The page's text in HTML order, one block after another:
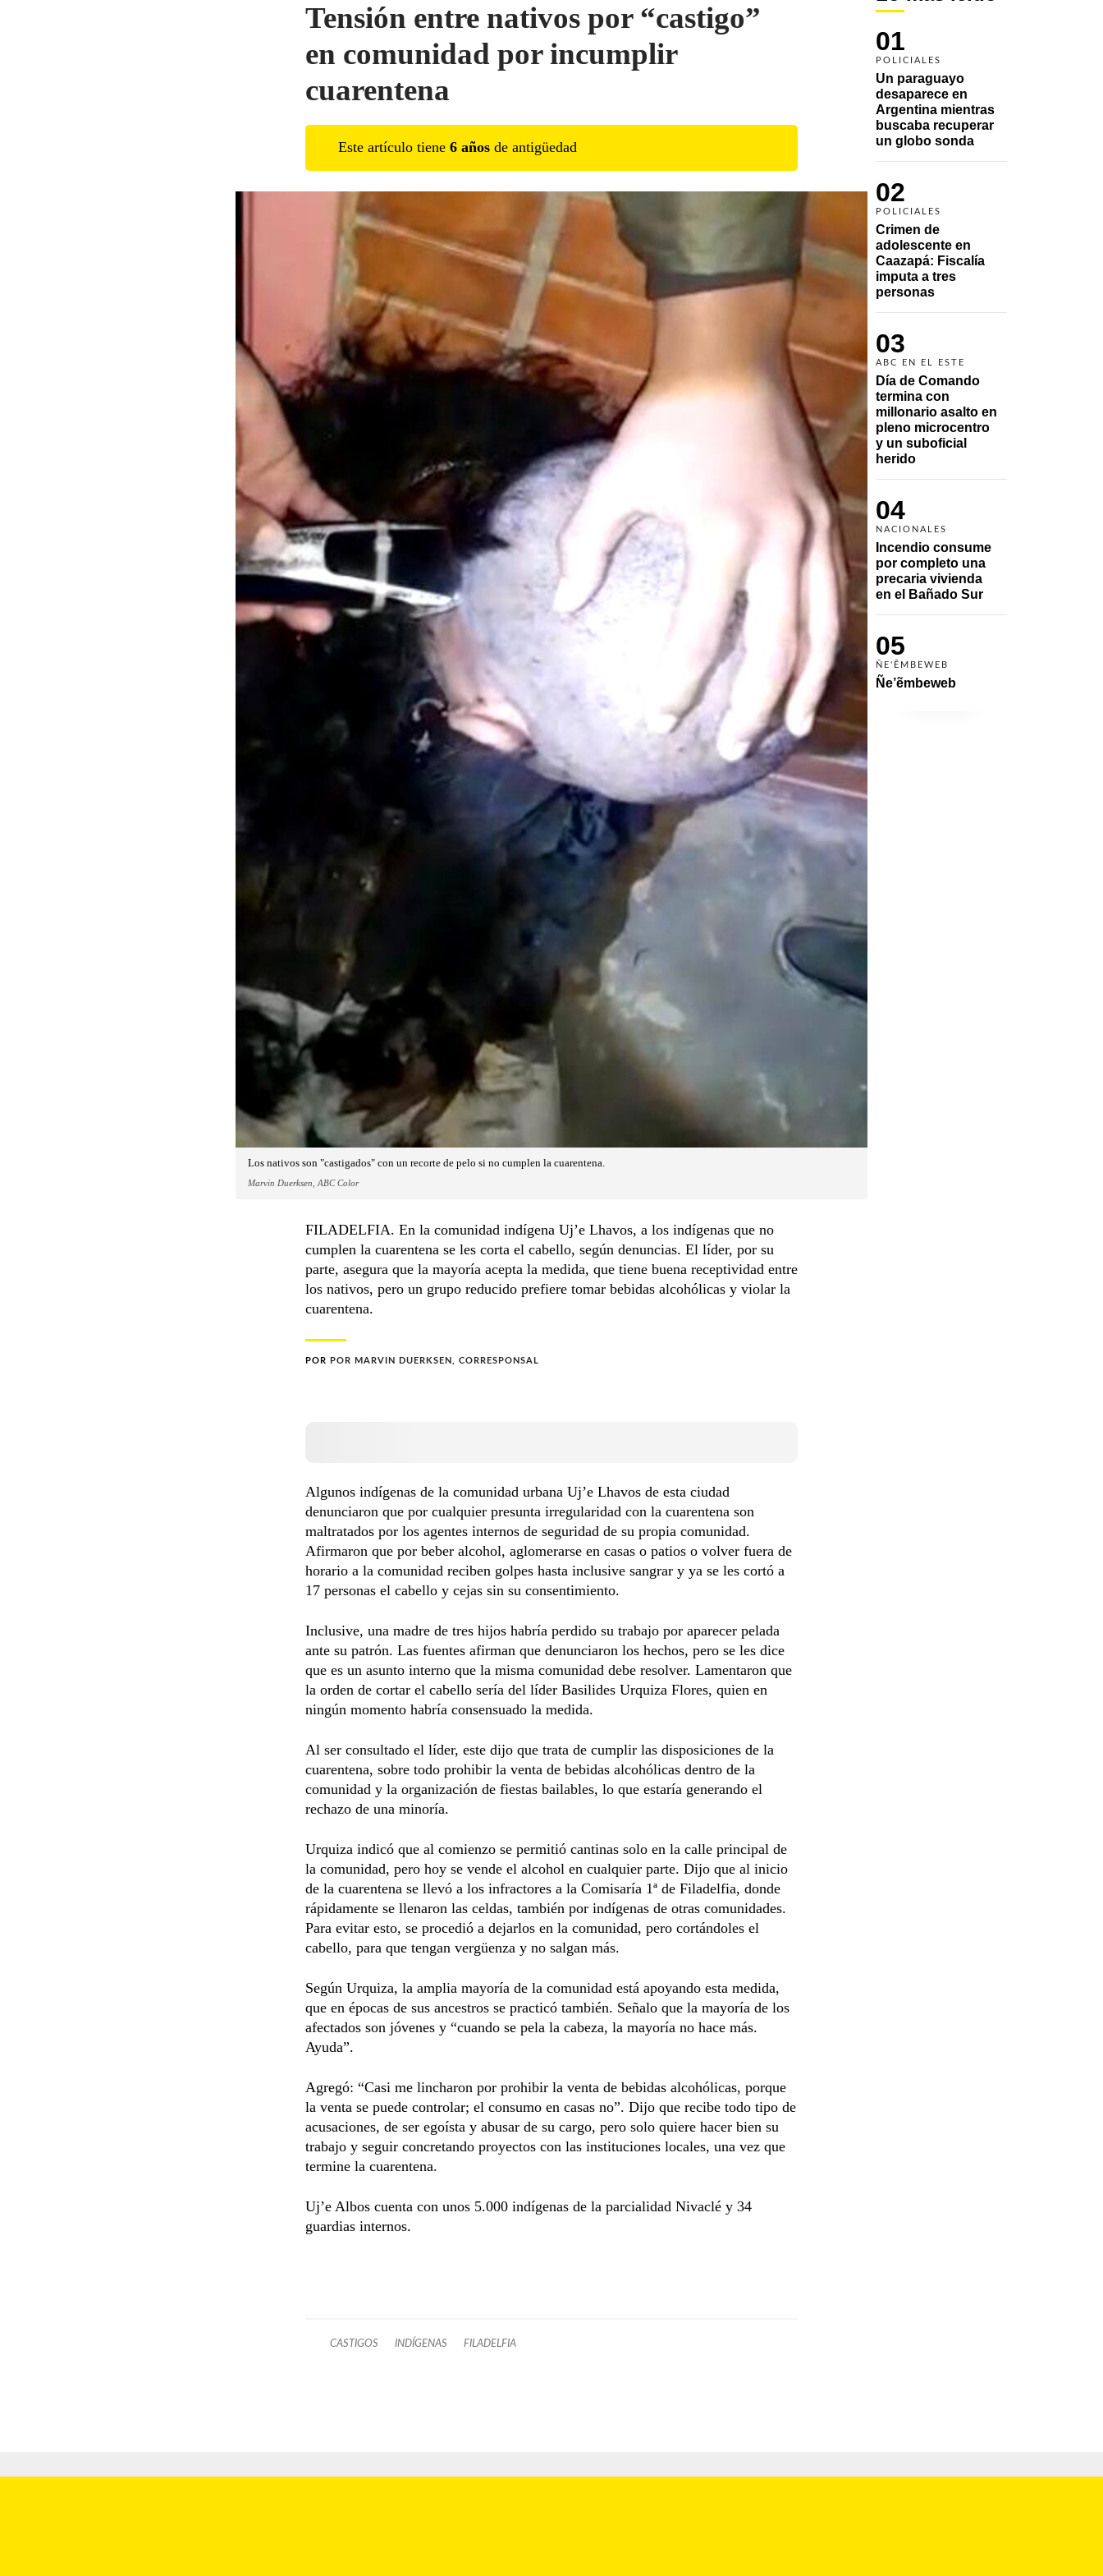
01
POLICIALES
Un paraguayo
desaparece en
Argentina mientras
buscaba recuperar
un globo sonda
02
POLICIALES
Crimen de
adolescente en
Caazapá: Fiscalía
imputa a tres
personas
03
ABC EN EL ESTE
Día de Comando
termina con
millonario asalto en
pleno microcentro
y un suboficial
herido
04
NACIONALES
Incendio consume
por completo una
precaria vivienda
en el Bañado Sur
05
ÑE'ẼMBEWEB
Ñe’ẽmbeweb
Tensión entre nativos por “castigo”
en comunidad por incumplir
cuarentena
Este artículo tiene 6 años de antigüedad
Los nativos son "castigados" con un recorte de pelo si no cumplen la cuarentena.
Marvin Duerksen, ABC Color
FILADELFIA. En la comunidad indígena Uj’e Lhavos, a los indígenas que no
cumplen la cuarentena se les corta el cabello, según denuncias. El líder, por su
parte, asegura que la mayoría acepta la medida, que tiene buena receptividad entre
los nativos, pero un grupo reducido prefiere tomar bebidas alcohólicas y violar la
cuarentena.
POR POR MARVIN DUERKSEN, CORRESPONSAL
Algunos indígenas de la comunidad urbana Uj’e Lhavos de esta ciudad
denunciaron que por cualquier presunta irregularidad con la cuarentena son
maltratados por los agentes internos de seguridad de su propia comunidad.
Afirmaron que por beber alcohol, aglomerarse en casas o patios o volver fuera de
horario a la comunidad reciben golpes hasta inclusive sangrar y ya se les cortó a
17 personas el cabello y cejas sin su consentimiento.
Inclusive, una madre de tres hijos habría perdido su trabajo por aparecer pelada
ante su patrón. Las fuentes afirman que denunciaron los hechos, pero se les dice
que es un asunto interno que la misma comunidad debe resolver. Lamentaron que
la orden de cortar el cabello sería del líder Basilides Urquiza Flores, quien en
ningún momento habría consensuado la medida.
Al ser consultado el líder, este dijo que trata de cumplir las disposiciones de la
cuarentena, sobre todo prohibir la venta de bebidas alcohólicas dentro de la
comunidad y la organización de fiestas bailables, lo que estaría generando el
rechazo de una minoría.
Urquiza indicó que al comienzo se permitió cantinas solo en la calle principal de
la comunidad, pero hoy se vende el alcohol en cualquier parte. Dijo que al inicio
de la cuarentena se llevó a los infractores a la Comisaría 1ª de Filadelfia, donde
rápidamente se llenaron las celdas, también por indígenas de otras comunidades.
Para evitar esto, se procedió a dejarlos en la comunidad, pero cortándoles el
cabello, para que tengan vergüenza y no salgan más.
Según Urquiza, la amplia mayoría de la comunidad está apoyando esta medida,
que en épocas de sus ancestros se practicó también. Señalo que la mayoría de los
afectados son jóvenes y “cuando se pela la cabeza, la mayoría no hace más.
Ayuda”.
Agregó: “Casi me lincharon por prohibir la venta de bebidas alcohólicas, porque
la venta se puede controlar; el consumo en casas no”. Dijo que recibe todo tipo de
acusaciones, de ser egoísta y abusar de su cargo, pero solo quiere hacer bien su
trabajo y seguir concretando proyectos con las instituciones locales, una vez que
termine la cuarentena.
Uj’e Albos cuenta con unos 5.000 indígenas de la parcialidad Nivaclé y 34
guardias internos.
CASTIGOS INDÍGENAS FILADELFIA